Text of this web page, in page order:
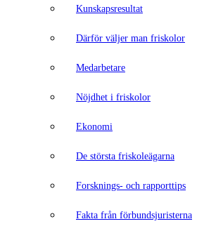
Kunskapsresultat
Därför väljer man friskolor
Medarbetare
Nöjdhet i friskolor
Ekonomi
De största friskoleägarna
Forsknings- och rapporttips
Fakta från förbundsjuristerna